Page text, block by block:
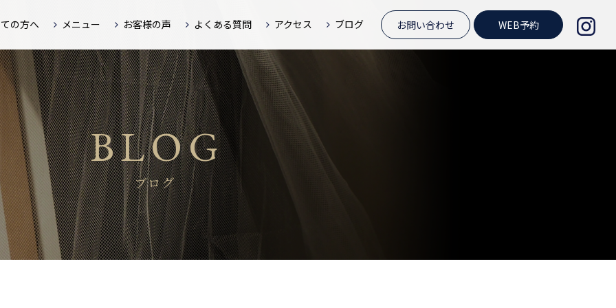
の方へ メニュー お客様の声 よくある質問 アクセス ブログ お問い合わせ WEB予約
BLOG
ブログ